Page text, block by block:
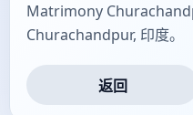
Matrimony
Churachandpur, 印度。
返回